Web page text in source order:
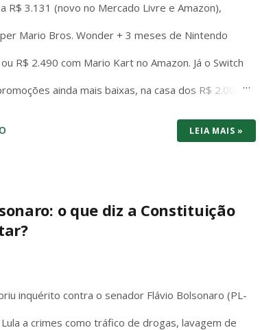
R$ 3.131 (novo no Mercado Livre e Amazon),
Mario Bros. Wonder + 3 meses de Nintendo
R$ 2.490 com Mario Kart no Amazon. Já o Switch
ainda mais baixas, na casa dos R$ 2.000
consoles brigam cabeça a cabeça no preço de
vencer por entregar bundle pronto pra jogar na
com cores vibrantes e pretos profundos – mas
LEIA MAIS »
o que diz a Constituição
inquérito contra o senador Flávio Bolsonaro (PL-
a crimes como tráfico de drogas, lavagem de